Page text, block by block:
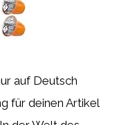
auf Deutsch
für deinen Artikel